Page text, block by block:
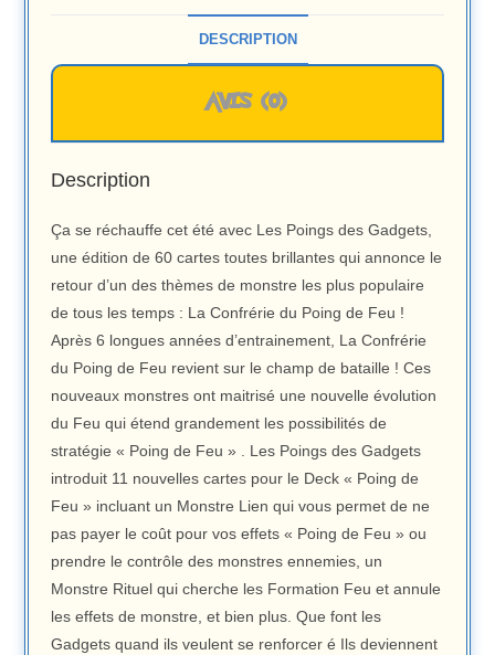
DESCRIPTION
AVIS (0)
Description
Ça se réchauffe cet été avec Les Poings des Gadgets,
une édition de 60 cartes toutes brillantes qui annonce le
retour d’un des thèmes de monstre les plus populaire
de tous les temps : La Confrérie du Poing de Feu !
Après 6 longues années d’entrainement, La Confrérie
du Poing de Feu revient sur le champ de bataille ! Ces
nouveaux monstres ont maitrisé une nouvelle évolution
du Feu qui étend grandement les possibilités de
stratégie « Poing de Feu » . Les Poings des Gadgets
introduit 11 nouvelles cartes pour le Deck « Poing de
Feu » incluant un Monstre Lien qui vous permet de ne
pas payer le coût pour vos effets « Poing de Feu » ou
prendre le contrôle des monstres ennemies, un
Monstre Rituel qui cherche les Formation Feu et annule
les effets de monstre, et bien plus. Que font les
Gadgets quand ils veulent se renforcer é Ils deviennent